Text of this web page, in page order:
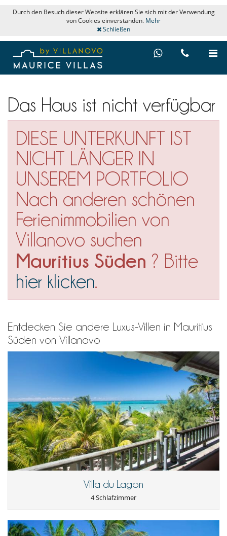
Durch den Besuch dieser Website erklären Sie sich mit der Verwendung
von Cookies einverstanden. Mehr
Schließen
Das Haus ist nicht verfügbar
DIESE UNTERKUNFT IST
NICHT LÄNGER IN
UNSEREM PORTFOLIO
Nach anderen schönen
Ferienimmobilien von
Villanovo suchen
Mauritius Süden ? Bitte
hier klicken
Entdecken Sie andere Luxus-Villen in Mauritius
Süden von Villanovo
Villa du Lagon
4 Schlafzimmer